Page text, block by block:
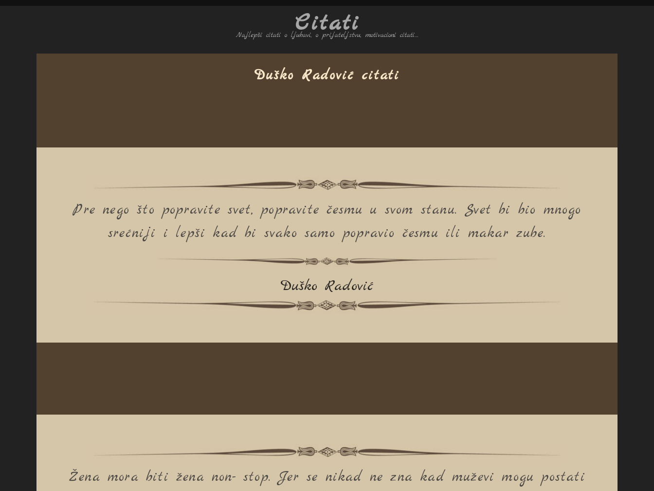
Citati
Najlepši citati o ljubavi, o prijateljstvu, motivacioni citati…
Duško Radović citati
Pre nego što popravite svet, popravite česmu u svom stanu. Svet bi bio mnogo
srećniji i lepši kad bi svako samo popravio česmu ili makar zube.
Duško Radović
Žena mora biti žena non- stop. Jer se nikad ne zna kad muževi mogu postati